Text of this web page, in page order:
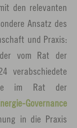
den relevanten
Ansatz des
und Praxis:
vom Rat der
verabschiedete
im Rat der
Governance
in die Praxis